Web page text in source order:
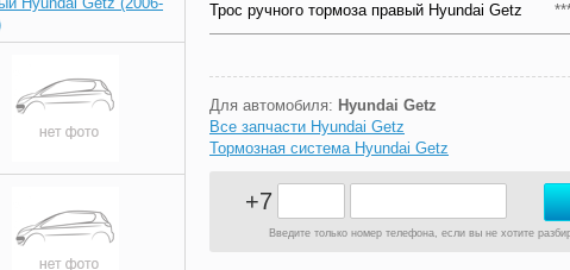
Трос ручного тормоза правый Hyundai Getz
Для автомобиля: Hyundai Getz
Все запчасти Hyundai Getz
Тормозная система Hyundai Getz
+7
Введите только номер телефона, если вы не хотите